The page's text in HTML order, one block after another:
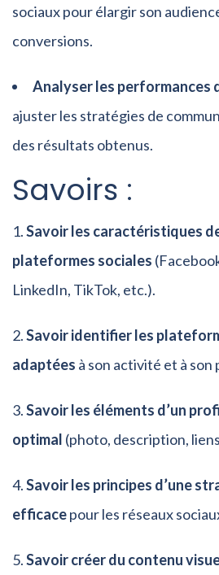
sociaux pour élargir son
conversions.
Analyser les performances
ajuster les stratégies de
des résultats obtenus.
Savoirs :
Savoir les caractéristiques
plateformes sociales
LinkedIn, TikTok, etc.).
Savoir identifier les
adaptées à son activité et à son
Savoir les éléments d’un
optimal (photo, description,
Savoir les principes d’une
efficacepour les réseaux
Savoir créer du contenu